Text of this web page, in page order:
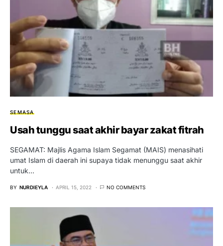
SEMASA
Usah tunggu saat akhir bayar zakat fitrah
SEGAMAT: Majlis Agama Islam Segamat (MAIS) menasihati
umat Islam di daerah ini supaya tidak menunggu saat akhir
untuk…
BY NURDIEYLA APRIL 15, 2022 NO COMMENTS